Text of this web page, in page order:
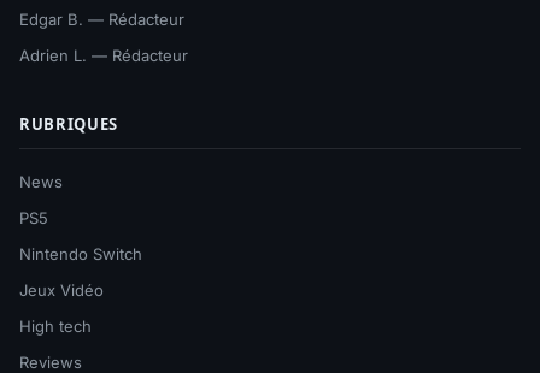
Edgar B. — Rédacteur
Adrien L. — Rédacteur
RUBRIQUES
News
PS5
Nintendo Switch
Jeux Vidéo
High tech
Reviews